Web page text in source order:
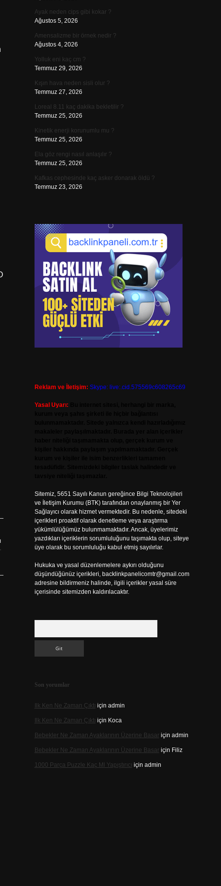
Ayak neden cips gibi kokar ?
Ağustos 5, 2026
Amensalizme bir örnek nedir ?
Ağustos 4, 2026
Yolluk eni kaç cm ?
Temmuz 29, 2026
Kışın hava neden sisli olur ?
Temmuz 27, 2026
Loreal 8.11 kaç dakika bekletilir ?
Temmuz 25, 2026
Kinetik enerji korunumlu mu ?
Temmuz 25, 2026
Ela göz rengi nasıl anlaşılır ?
Temmuz 25, 2026
Kafkas cephesinde kaç asker donarak öldü ?
Temmuz 23, 2026
Reklam ve İletişim: Skype: live:.cid.575569c608265c69
Yasal Uyarı:
Sitemiz, 5651 Sayılı Kanun gereğince Bilgi Teknolojileri
ve İletişim Kurumu (BTK) tarafından onaylanmış bir Yer
Sağlayıcı olarak hizmet vermektedir. Bu nedenle, sitedeki
içerikleri proaktif olarak denetleme veya araştırma
yükümlülüğümüz bulunmamaktadır. Ancak, üyelerimiz
yazdıkları içeriklerin sorumluluğunu taşımakta olup, siteye
üye olarak bu sorumluluğu kabul etmiş sayılırlar.
Hukuka ve yasal düzenlemelere aykırı olduğunu
düşündüğünüz içerikleri, backlinkpanelicomtr@gmail.com
adresine bildirmeniz halinde, ilgili içerikler yasal süre
içerisinde sitemizden kaldırılacaktır.
Son yorumlar
Ilk Ken Ne Zaman Çıktı için admin
Ilk Ken Ne Zaman Çıktı için Koca
Bebekler Ne Zaman Ayaklarının Üzerine Basariçin admin
Bebekler Ne Zaman Ayaklarının Üzerine Basariçin Filiz
1000 Parça Puzzle Kaç Ml Yapıştırıcı için admin